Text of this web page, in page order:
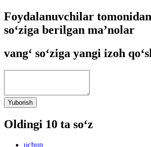
Foydalanuvchilar
so‘ziga berilgan ma’nolar
vang‘ so‘ziga yangi izoh
Yuborish
Oldingi 10 ta so‘z
uchun